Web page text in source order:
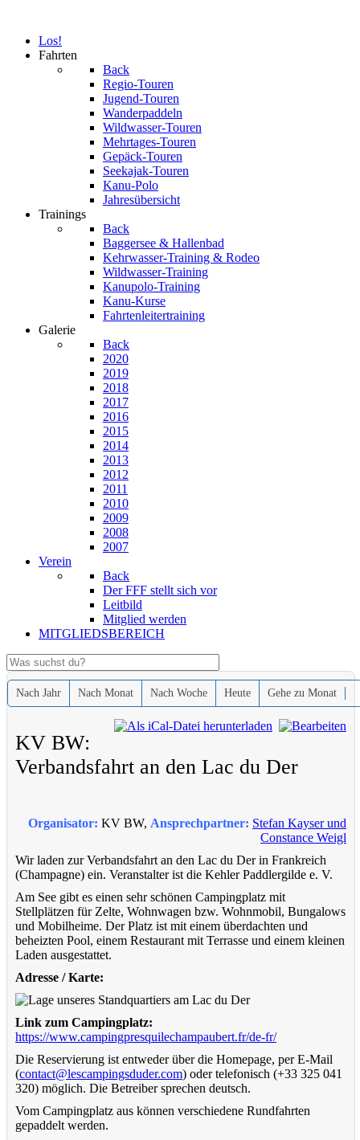
Los!
Fahrten
Back
Regio-Touren
Jugend-Touren
Wanderpaddeln
Wildwasser-Touren
Mehrtages-Touren
Gepäck-Touren
Seekajak-Touren
Kanu-Polo
Jahresübersicht
Trainings
Back
Baggersee & Hallenbad
Kehrwasser-Training & Rodeo
Wildwasser-Training
Kanupolo-Training
Kanu-Kurse
Fahrtenleitertraining
Galerie
Back
2020
2019
2018
2017
2016
2015
2014
2013
2012
2011
2010
2009
2008
2007
Verein
Back
Der FFF stellt sich vor
Leitbild
Mitglied werden
MITGLIEDSBEREICH
Nach Jahr Nach Monat Nach Woche Heute Gehe zu Monat
KV BW:
Verbandsfahrt an den Lac du Der
Organisator: KV BW, Ansprechpartner: Stefan Kayser und
Constance Weigl
Wir laden zur Verbandsfahrt an den Lac du Der in Frankreich
(Champagne) ein. Veranstalter ist die Kehler Paddler­gilde e. V.
Am See gibt es einen sehr schönen Campingplatz mit
Stellplätzen für Zelte, Wohnwagen bzw. Wohnmobil, Bun­ga­lows
und Mobilheime. Der Platz ist mit einem überdachten und
beheizten Pool, einem Restaurant mit Terrasse und einem kleinen
Laden ausgestattet.
Adresse / Karte:
Link zum Campingplatz:
https://www.campingpresquilechampaubert.fr/de-fr/
Die Reservierung ist entweder über die Homepage, per E-Mail
(contact@lescampingsduder.com) oder telefonisch (+33 325 041
320) möglich. Die Betreiber sprechen deutsch.
Vom Campingplatz aus können verschiedene Rundfahrten
gepaddelt werden.